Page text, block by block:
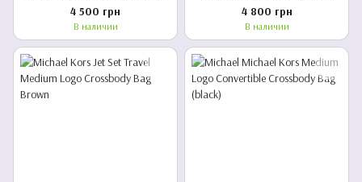
4 500 грн
В наличии
Signature Logo Shoulder Bag
BROWN
4 800 грн
В наличии